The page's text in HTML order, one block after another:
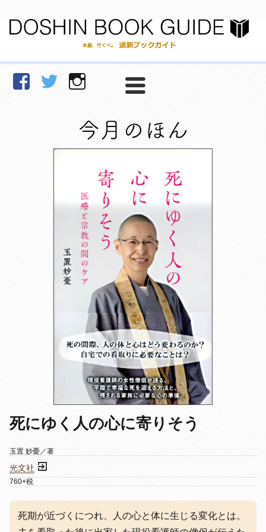
facebookTwitter Instagram
死にゆく人の心に寄りそう
玉置 妙憂／著
光文社
760+税
死期が近づくにつれ、人の心と体に生じる変化とは。